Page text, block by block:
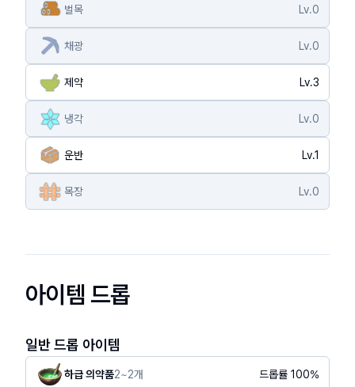
벌목 Lv.0
채광 Lv.0
제약 Lv.3
냉각 Lv.0
운반 Lv.1
목장 Lv.0
아이템 드롭
일반 드롭 아이템
하급 의약품2~2개 드롭률 100%